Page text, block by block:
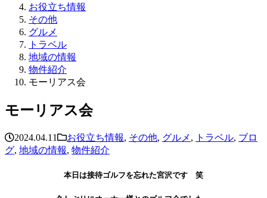
お役立ち情報
その他
グルメ
トラベル
地域の情報
物件紹介
モーリアス会
モーリアス会
2024.04.11 お役立ち情報, その他, グルメ , トラベル, ブロ
グ, 地域の情報, 物件紹介
本日は接待ゴルフを忘れた宮沢です 笑